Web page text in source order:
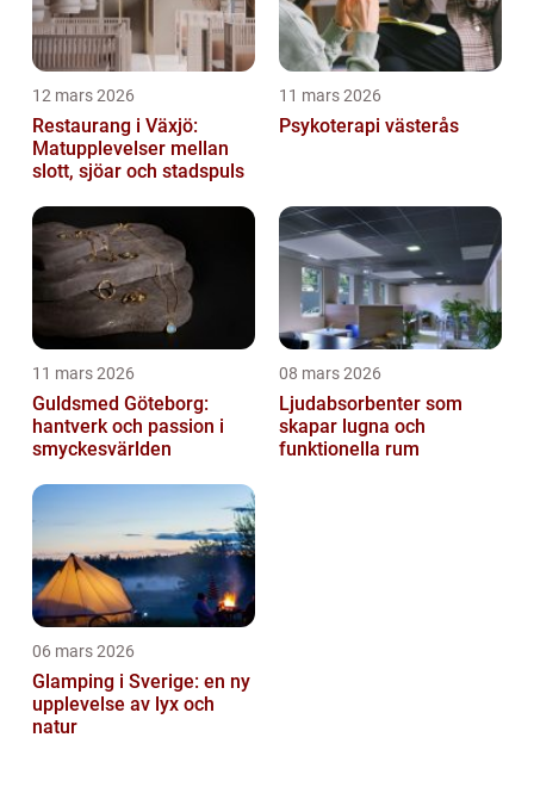
12 mars 2026
Restaurang i Växjö:
Matupplevelser mellan
slott, sjöar och stadspuls
11 mars 2026
Psykoterapi västerås
11 mars 2026
Guldsmed Göteborg:
hantverk och passion i
smyckesvärlden
08 mars 2026
Ljudabsorbenter som
skapar lugna och
funktionella rum
06 mars 2026
Glamping i Sverige: en ny
upplevelse av lyx och
natur